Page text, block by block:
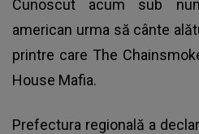
Cunoscut acum sub
american urma să cânte
printre care The
House Mafia.
Prefectura regională a